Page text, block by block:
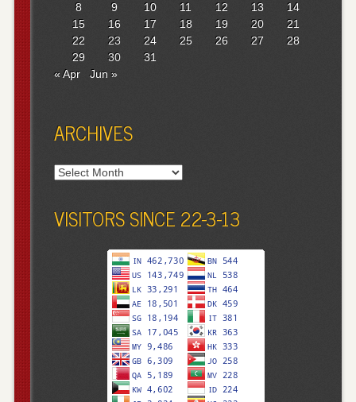
8
9 10 11 12 13
14
15
16 17 18 19 20
21
22
23 24 25 26 27
28
29
30
31
« Apr
Jun »
ARCHIVES
Archives
VISITORS SINCE 22-3-13